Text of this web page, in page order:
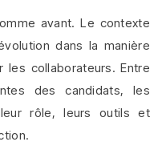
avant. Le contexte
dans la manière
les collaborateurs. Entre
des candidats, les
rôle, leurs outils et